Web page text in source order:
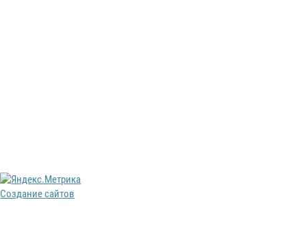
Создание сайтов